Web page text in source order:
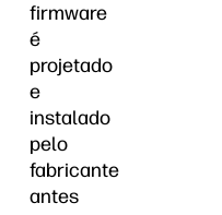
firmware
é
projetado
e
instalado
pelo
fabricante
antes